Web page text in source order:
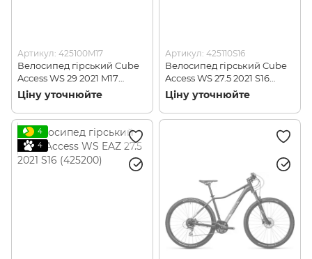
Артикул: 425100M17
Велосипед гірський Cube
Access WS 29 2021 M17
(425100)
Ціну уточнюйте
Артикул: 425110S16
Велосипед гірський Cube
Access WS 27.5 2021 S16
(425110)
Ціну уточнюйте
4
4